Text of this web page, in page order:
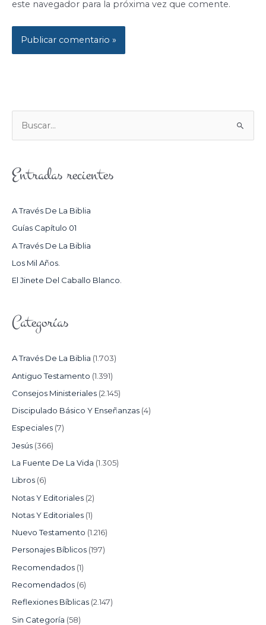
este navegador para la próxima vez que comente.
U
C
R
:
Entradas recientes
A Través De La Biblia
Guías Capítulo 01
A Través De La Biblia
Los Mil Años.
El Jinete Del Caballo Blanco.
Categorías
A Través De La Biblia (1.703)
Antiguo Testamento (1.391)
Consejos Ministeriales (2.145)
Discipulado Básico Y Enseñanzas (4)
Especiales (7)
Jesús (366)
La Fuente De La Vida (1.305)
Libros (6)
Notas Y Editoriales (2)
Notas Y Editoriales (1)
Nuevo Testamento (1.216)
Personajes Bíblicos (197)
Recomendados (1)
Recomendados (6)
Reflexiones Bíblicas (2.147)
Sin Categoría (58)